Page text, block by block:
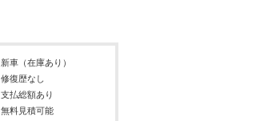
新車（在庫あり）
修復歴なし
支払総額あり
無料見積可能